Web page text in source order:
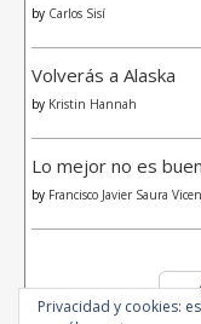
by Carlos Sisí
Volverás a Alaska
by Kristin Hannah
Lo mejor no es
by Francisco Javier Saura
Privacidad y cookies: